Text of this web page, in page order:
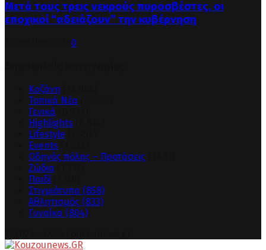
Μετά τους τρεις νεκρούς πυροσβέστες, οι
εποχικοί “αδειάζουν” την κυβέρνηση
0
Κοζάνη
Τοπικά Νέα
Γενικά
Highlights
Lifestyle
Events
Οδηγός πόλης – Προτάσεις
Ζώδια
Παιδί
Στιγμιότυπα (858)
Αθλητισμός (833)
Γυναίκα (804)